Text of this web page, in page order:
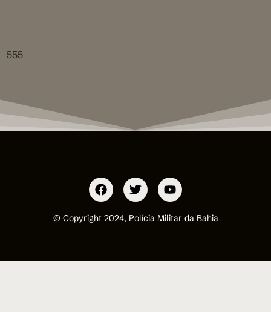
555
© Copyright 2024, Polícia Militar da Bahia